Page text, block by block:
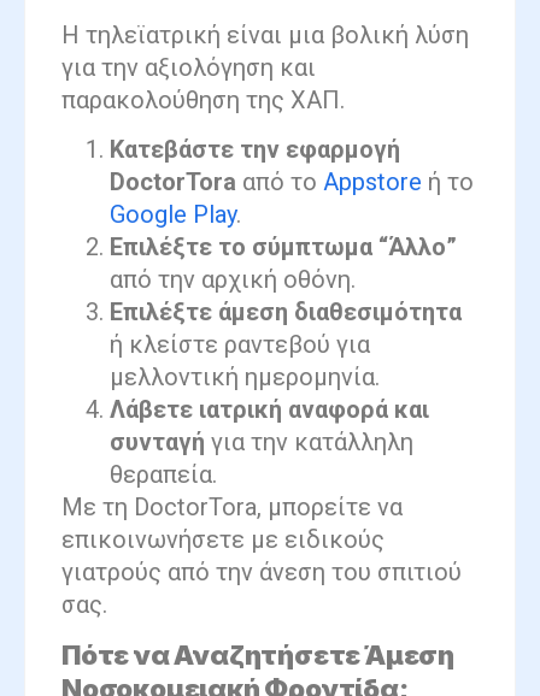
Η τηλεϊατρική είναι μια βολική λύση
για την αξιολόγηση και
παρακολούθηση της ΧΑΠ.
Κατεβάστε την εφαρμογή
DoctorTora από το Appstore ή το
Google Play.
Επιλέξτε το σύμπτωμα “Άλλο”
από την αρχική οθόνη.
Επιλέξτε άμεση διαθεσιμότητα
ή κλείστε ραντεβού για
μελλοντική ημερομηνία.
Λάβετε ιατρική αναφορά και
συνταγή για την κατάλληλη
θεραπεία.
Με τη DoctorTora, μπορείτε να
επικοινωνήσετε με ειδικούς
γιατρούς από την άνεση του σπιτιού
σας.
Πότε να Αναζητήσετε Άμεση
Νοσοκομειακή Φροντίδα;